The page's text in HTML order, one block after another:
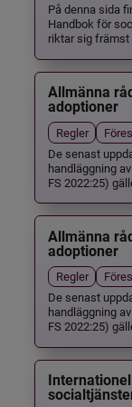
På denna sida
Handbok för
riktar sig
Allmänna
adoptioner
Regler
De senast
handläggning
FS 2022:25)
Allmänna
adoptioner
Regler
De senast
handläggning
FS 2022:25)